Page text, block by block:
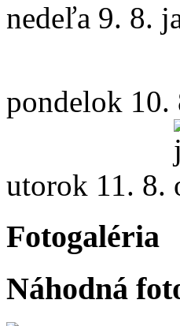
nedeľa 9. 8.
pondelok 10.
utorok 11. 8.
Fotogaléria
Náhodná